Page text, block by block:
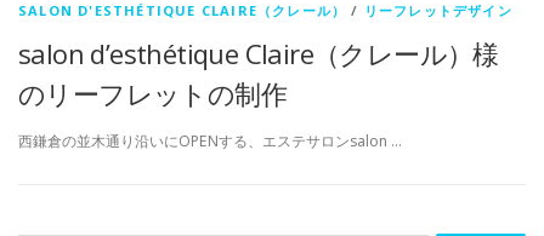
SALON D'ESTHÉTIQUE CLAIRE（クレール） / リーフレットデザイン
salon d’esthétique Claire（クレール）様
のリーフレットの制作
西鎌倉の並木通り沿いにOPENする、エステサロンsalon …